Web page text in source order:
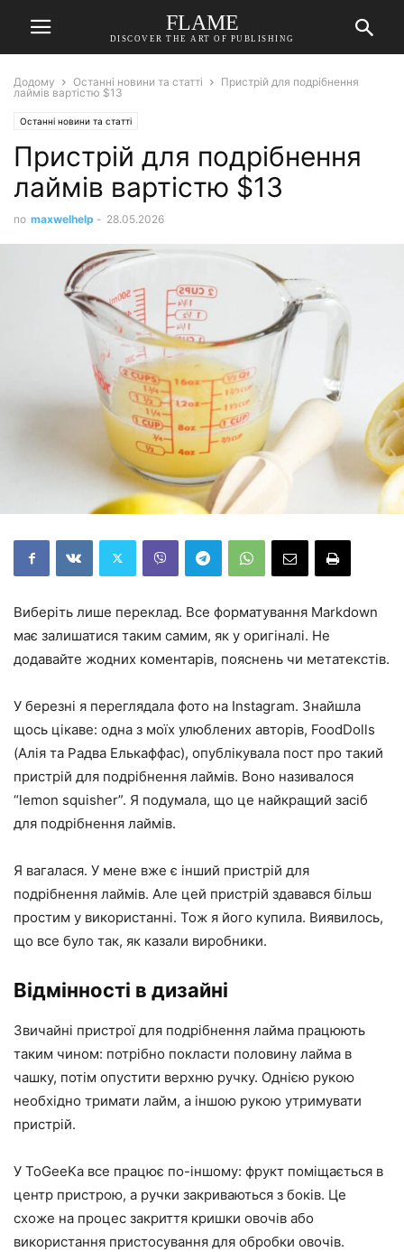
FLAME
DISCOVER THE ART OF PUBLISHING
Додому Останні новини та статті
Пристрій для подрібнення
лаймів вартістю $13
Останні новини та статті
Пристрій для подрібнення
лаймів вартістю $13
по maxwelhelp - 28.05.2026
Виберіть лише переклад. Все форматування Markdown
має залишатися таким самим, як у оригіналі. Не
додавайте жодних коментарів, пояснень чи метатекстів.
У березні я переглядала фото на Instagram. Знайшла
щось цікаве: одна з моїх улюблених авторів, FoodDolls
(Алія та Радва Елькаффас), опублікувала пост про такий
пристрій для подрібнення лаймів. Воно називалося
“lemon squisher”. Я подумала, що це найкращий засіб
для подрібнення лаймів.
Я вагалася. У мене вже є інший пристрій для
подрібнення лаймів. Але цей пристрій здавався більш
простим у використанні. Тож я його купила. Виявилось,
що все було так, як казали виробники.
Відмінності в дизайні
Звичайні пристрої для подрібнення лайма працюють
таким чином: потрібно покласти половину лайма в
чашку, потім опустити верхню ручку. Однією рукою
необхідно тримати лайм, а іншою рукою утримувати
пристрій.
У ToGeeKa все працює по-іншому: фрукт поміщається в
центр пристрою, а ручки закриваються з боків. Це
схоже на процес закриття кришки овочів або
використання пристосування для обробки овочів.